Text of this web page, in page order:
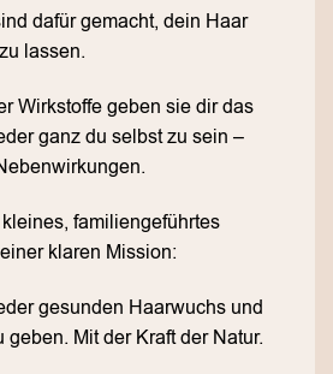
dafür gemacht, dein Haar
lassen.
Wirkstoffe geben sie dir das
ganz du selbst zu sein –
familiengeführtes
klaren Mission:
gesunden Haarwuchs und
Mit der Kraft der Natur.